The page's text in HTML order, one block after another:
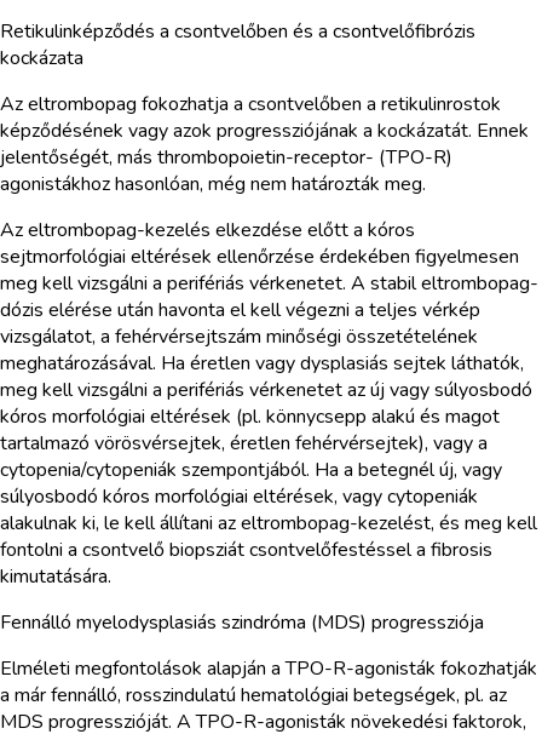
Retikulinképződés a csontvelőben és a csontvelőfibrózis
kockázata
Az eltrombopag fokozhatja a csontvelőben a retikulinrostok
képződésének vagy azok progressziójának a kockázatát. Ennek
jelentőségét, más thrombopoietin-receptor- (TPO-R)
agonistákhoz hasonlóan, még nem határozták meg.
Az eltrombopag-kezelés elkezdése előtt a kóros
sejtmorfológiai eltérések ellenőrzése érdekében figyelmesen
meg kell vizsgálni a perifériás vérkenetet. A stabil eltrombopag-
dózis elérése után havonta el kell végezni a teljes vérkép
vizsgálatot, a fehérvérsejtszám minőségi összetételének
meghatározásával. Ha éretlen vagy dysplasiás sejtek láthatók,
meg kell vizsgálni a perifériás vérkenetet az új vagy súlyosbodó
kóros morfológiai eltérések (pl. könnycsepp alakú és magot
tartalmazó vörösvérsejtek, éretlen fehérvérsejtek), vagy a
cytopenia/cytopeniák szempontjából. Ha a betegnél új, vagy
súlyosbodó kóros morfológiai eltérések, vagy cytopeniák
alakulnak ki, le kell állítani az eltrombopag-kezelést, és meg kell
fontolni a csontvelő biopsziát csontvelőfestéssel a fibrosis
kimutatására.
Fennálló myelodysplasiás szindróma (MDS) progressziója
Elméleti megfontolások alapján a TPO-R-agonisták fokozhatják
a már fennálló, rosszindulatú hematológiai betegségek, pl. az
MDS progresszióját. A TPO-R-agonisták növekedési faktorok,